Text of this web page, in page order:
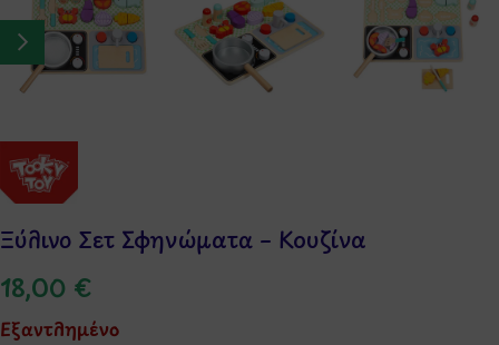
Ξύλινο Σετ Σφηνώματα – Κουζίνα
18,00 €
Εξαντλημένο